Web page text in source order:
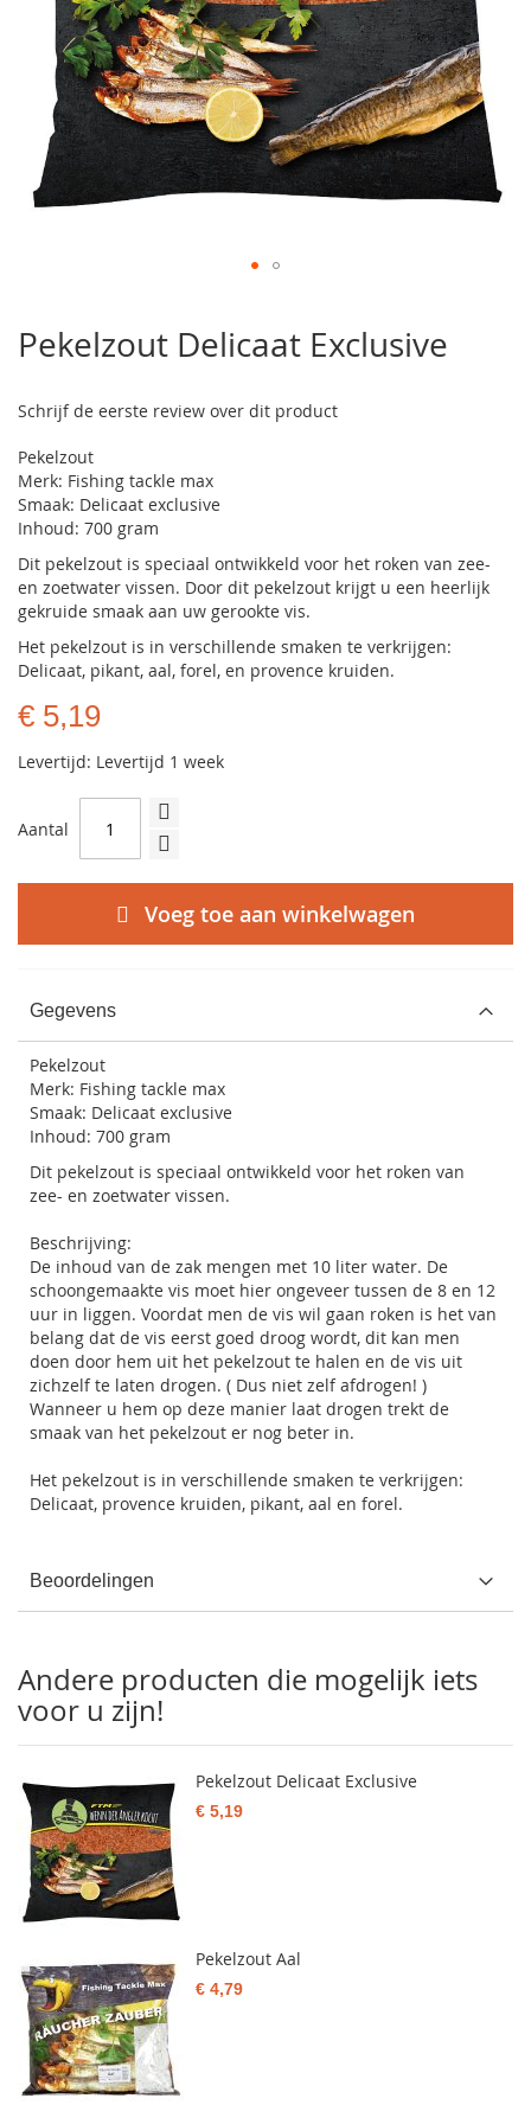
het
begin
de
gallerij
Pekelzout Delicaat Exclusive
Schrijf de eerste review over dit product
Pekelzout
Merk: Fishing tackle max
Smaak: Delicaat exclusive
Inhoud: 700 gram
Dit pekelzout is speciaal ontwikkeld voor het roken van zee-
en zoetwater vissen. Door dit pekelzout krijgt u een heerlijk
gekruide smaak aan uw gerookte vis.
Het pekelzout is in verschillende smaken te verkrijgen:
Delicaat, pikant, aal, forel, en provence kruiden.
€ 5,19
Levertijd: Levertijd 1 week
Aantal
Voeg toe aan winkelwagen
Gegevens
Pekelzout
Merk: Fishing tackle max
Smaak: Delicaat exclusive
Inhoud: 700 gram
Dit pekelzout is speciaal ontwikkeld voor het roken van
zee- en zoetwater vissen.
Beschrijving:
De inhoud van de zak mengen met 10 liter water. De
schoongemaakte vis moet hier ongeveer tussen de 8 en 12
uur in liggen. Voordat men de vis wil gaan roken is het van
belang dat de vis eerst goed droog wordt, dit kan men
doen door hem uit het pekelzout te halen en de vis uit
zichzelf te laten drogen. ( Dus niet zelf afdrogen! )
Wanneer u hem op deze manier laat drogen trekt de
smaak van het pekelzout er nog beter in.
Het pekelzout is in verschillende smaken te verkrijgen:
Delicaat, provence kruiden, pikant, aal en forel.
Beoordelingen
Andere producten die mogelijk iets
voor u zijn!
Pekelzout Delicaat Exclusive
€ 5,19
Pekelzout Aal
€ 4,79